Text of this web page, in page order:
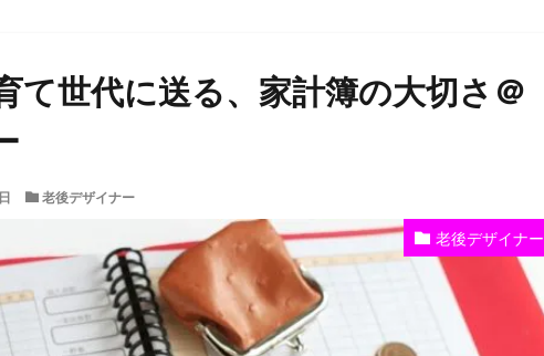
て世代に送る、家計簿の大切さ＠
老後デザイナー
老後デザイナー